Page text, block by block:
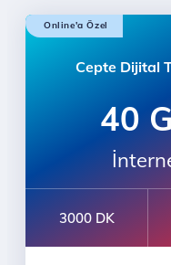
Online'a Özel
Cepte Dijital
40
3000 DK